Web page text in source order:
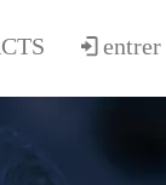
entrer